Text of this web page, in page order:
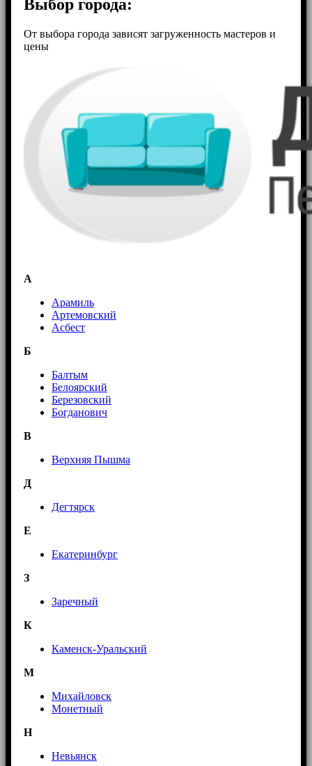
Выбор города:
От выбора города зависят загруженность мастеров и
цены
А
Арамиль
Артемовский
Асбест
Б
Балтым
Белоярский
Березовский
Богданович
В
Верхняя Пышма
Д
Дегтярск
Е
Екатеринбург
З
Заречный
К
Каменск-Уральский
М
Михайловск
Монетный
Н
Невьянск